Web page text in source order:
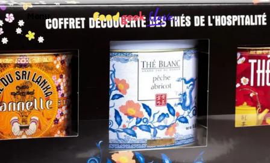
Menu
Food’News
Food’Com
Food’Art